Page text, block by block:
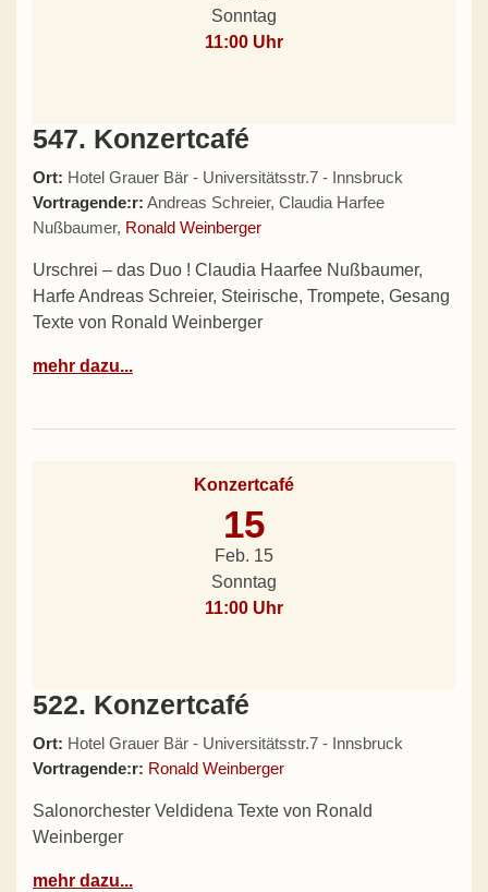
Sonntag
11:00 Uhr
547. Konzertcafé
Ort: Hotel Grauer Bär - Universitätsstr.7 - Innsbruck
Vortragende:r: Andreas Schreier, Claudia Harfee
Nußbaumer, Ronald Weinberger
Urschrei – das Duo ! Claudia Haarfee Nußbaumer,
Harfe Andreas Schreier, Steirische, Trompete, Gesang
Texte von Ronald Weinberger
mehr dazu...
Konzertcafé
15
Feb. 15
Sonntag
11:00 Uhr
522. Konzertcafé
Ort: Hotel Grauer Bär - Universitätsstr.7 - Innsbruck
Vortragende:r: Ronald Weinberger
Salonorchester Veldidena Texte von Ronald
Weinberger
mehr dazu...